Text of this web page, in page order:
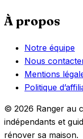
À propos
Notre équipe
Nous
Mentions
Politique
© 2026 Ranger au
indépendants et
rénover sa maison.